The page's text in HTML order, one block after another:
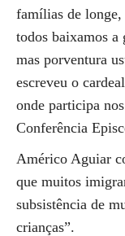
famílias de
todos baixamos
mas porventura
escreveu o
onde participa
Conferência
Américo Aguiar
que muitos
subsistência de
crianças”.